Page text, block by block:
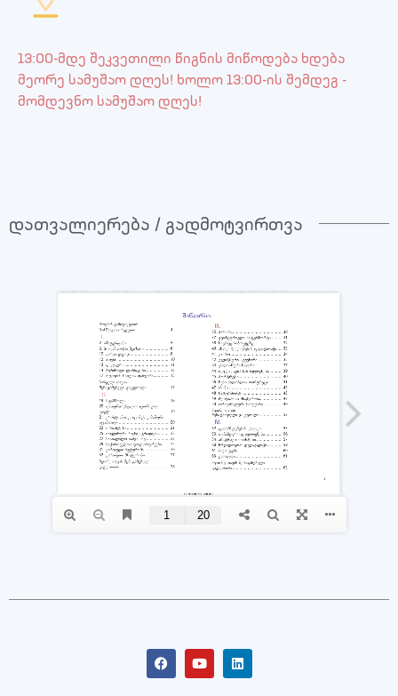
13:00-მდე შეკვეთილი წიგნის მიწოდება ხდება
მეორე სამუშაო დღეს! ხოლო 13:00-ის შემდეგ -
მომდევნო სამუშაო დღეს!
დათვალიერება / გადმოტვირთვა